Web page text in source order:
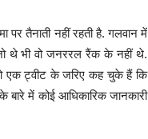
तैनाती नहीं रहती है. गलवान में
थे भी वो जनररल रैंक के नहीं थे.
एक ट्वीट के जरिए कह चुके हैं कि
बारे में कोई आधिकारिक जानकारी